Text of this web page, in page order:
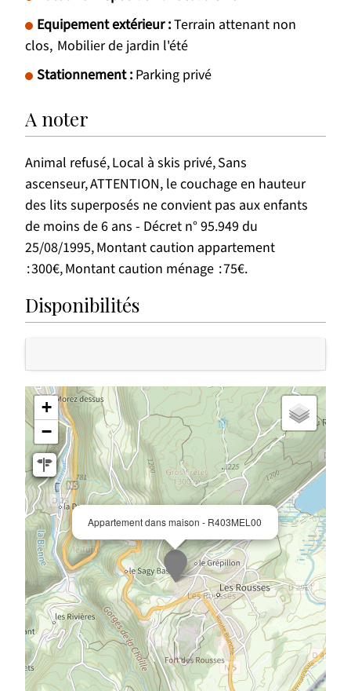
Equipement extérieur:Terrain attenant non
clos Mobilier de jardin l'été
Stationnement: Parking privé
A noter
Animal refusé Local à skis privé Sans
ascenseur ATTENTION, le couchage en hauteur
des lits superposés ne convient pas aux enfants
de moins de 6 ans - Décret n° 95.949 du
25/08/1995 Montant caution appartement
300€ Montant caution ménage 75€
Disponibilités
Appartement dans maison - R403MEL00
+
−